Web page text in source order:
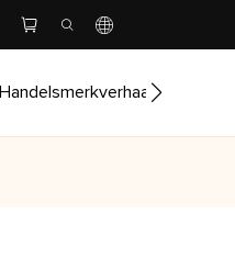
Handelsmerkverhaal